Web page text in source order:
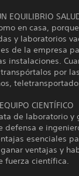
EQUILIBRIO
en casa,
y laboratorios
de la empresa
instalaciones.
por
CIENTÍFICO
de laboratorio
defensa e
esenciales
ventajas y
fuerza científica.